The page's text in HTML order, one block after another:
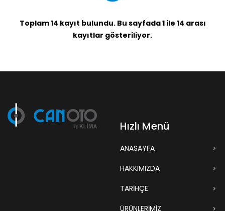
Toplam 14 kayıt bulundu. Bu sayfada 1 ile 14 arası
kayıtlar gösteriliyor.
Hızlı Menü
ANASAYFA
HAKKIMIZDA
TARIHÇE
ÜRÜNLERİMİZ